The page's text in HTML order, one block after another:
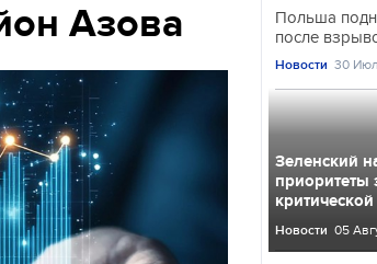
Азова
Польша
после
Новости 30
Зеленский
приоритеты
Новости 05